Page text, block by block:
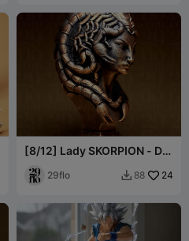
[8/12] Lady SKORPION - Der
Serie29flo  88 24